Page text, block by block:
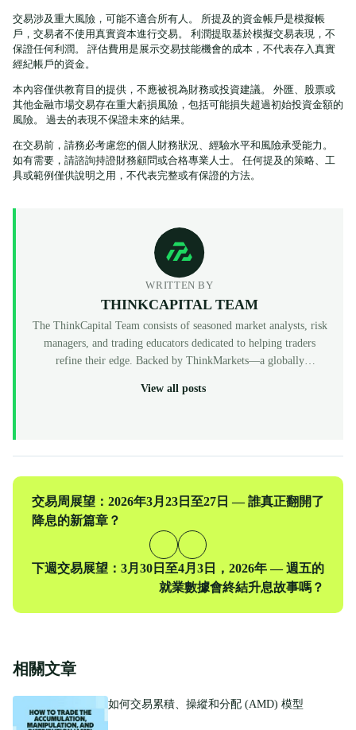
交易涉及重大風險，可能不適合所有人。 所提及的資金帳戶是模擬帳
戶，交易者不使用真實資本進行交易。 利潤提取基於模擬交易表現，不
保證任何利潤。 評估費用是展示交易技能機會的成本，不代表存入真實
經紀帳戶的資金。
本內容僅供教育目的提供，不應被視為財務或投資建議。 外匯、股票或
其他金融市場交易存在重大虧損風險，包括可能損失超過初始投資金額的
風險。 過去的表現不保證未來的結果。
在交易前，請務必考慮您的個人財務狀況、經驗水平和風險承受能力。
如有需要，請諮詢持證財務顧問或合格專業人士。 任何提及的策略、工
具或範例僅供說明之用，不代表完整或有保證的方法。
WRITTEN BY
THINKCAPITAL TEAM
The ThinkCapital Team consists of seasoned market analysts, risk
managers, and trading educators dedicated to helping traders
refine their edge. Backed by ThinkMarkets—a globally
ThinkCapital provides the institutional-grade infrastructure and
View all posts
上
一
交易周展望：2026年3月23日至27日 — 誰真正翻開了
降息的新篇章？
下
下週交易展望：3月30日至4月3日，2026年 — 週五的
就業數據會終結升息故事嗎？
相關文章
如何交易累積、操縱和分配 (AMD) 模型